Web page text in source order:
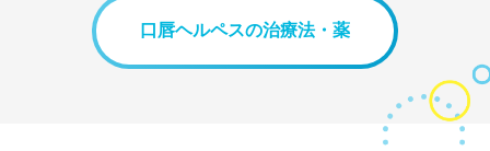
口唇ヘルペスの治療法・薬